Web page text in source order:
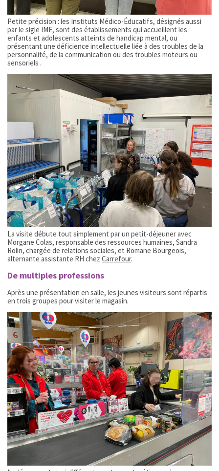
Petite précision : les Instituts Médico-Éducatifs, désignés aussi
par le sigle IME, sont des établissements qui accueillent les
enfants et adolescents atteints de handicap mental, ou
présentant une déficience intellectuelle liée à des troubles de la
personnalité, de la communication ou des troubles moteurs ou
sensoriels .
La visite débute tout simplement par un petit-déjeuner avec
Morgane Colas, responsable des ressources humaines, Sandra
Rolin, chargée de relations sociales, et Romane Bourgeois,
alternante assistante RH chez Carrefour.
De multiples professions
Après une présentation en salle, les jeunes visiteurs sont répartis
en trois groupes pour visiter le magasin.